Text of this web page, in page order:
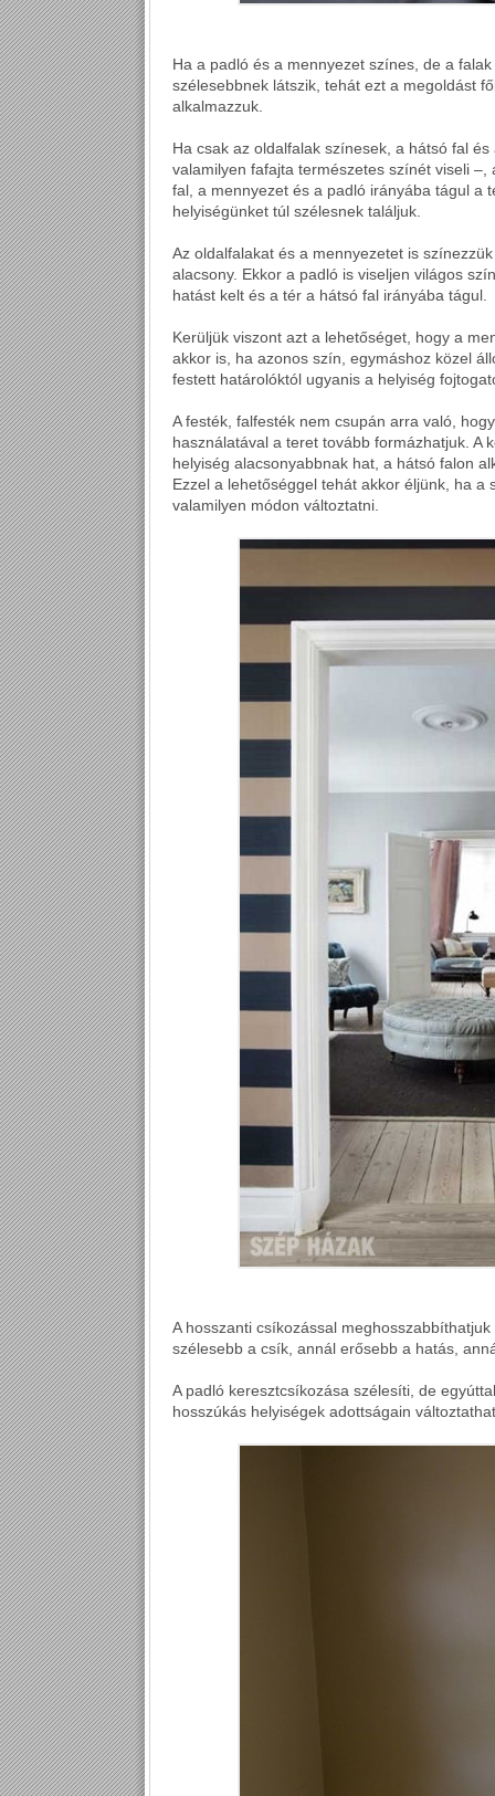
Ha a padló és a mennyezet színes, de a
szélesebbnek látszik, tehát ezt a megoldást
alkalmazzuk.
Ha csak az oldalfalak színesek, a hátsó fal
valamilyen fafajta természetes színét viseli
fal, a mennyezet és a padló irányába tágul a
helyiségünket túl szélesnek találjuk.
Az oldalfalakat és a mennyezetet is
alacsony. Ekkor a padló is viseljen világos
hatást kelt és a tér a hátsó fal irányába tágul.
Kerüljük viszont azt a lehetőséget, hogy a
akkor is, ha azonos szín, egymáshoz közel
festett határolóktól ugyanis a helyiség
A festék, falfesték nem csupán arra való,
használatával a teret tovább formázhatjuk. A
helyiség alacsonyabbnak hat, a hátsó falon
Ezzel a lehetőséggel tehát akkor éljünk, ha
valamilyen módon változtatni.
A hosszanti csíkozással
szélesebb a csík, annál erősebb a hatás,
A padló keresztcsíkozása szélesíti, de
hosszúkás helyiségek adottságain